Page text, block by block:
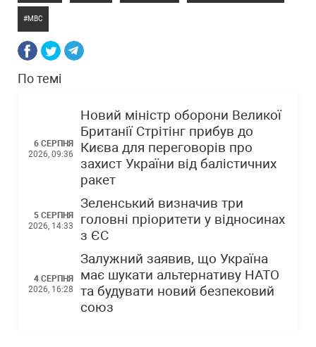
МВС
По темі
6 СЕРПНЯ
2026, 09:36
Новий міністр оборони Великої
Британії Стрітінг прибув до
Києва для переговорів про
захист України від балістичних
ракет
5 СЕРПНЯ
2026, 14:33
Зеленський визначив три
головні пріоритети у відносинах
з ЄС
4 СЕРПНЯ
2026, 16:28
Залужний заявив, що Україна
має шукати альтернативу НАТО
та будувати новий безпековий
союз